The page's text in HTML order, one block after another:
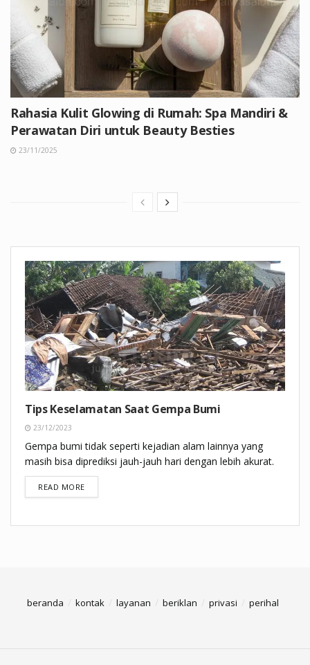
Rahasia Kulit Glowing di Rumah: Spa Mandiri &
Perawatan Diri untuk Beauty Besties
23/11/2025
Tips Keselamatan Saat Gempa Bumi
23/12/2023
Gempa bumi tidak seperti kejadian alam lainnya yang
masih bisa diprediksi jauh-jauh hari dengan lebih akurat.
READ MOREDETAILS
beranda kontak layanan beriklan privasi perihal